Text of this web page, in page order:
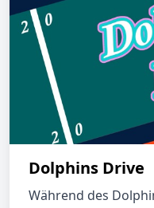
Dolphins Drive
Während des